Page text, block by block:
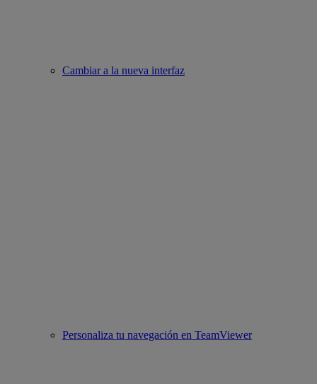
Cambiar a la nueva interfaz
Personaliza tu navegación en TeamViewer